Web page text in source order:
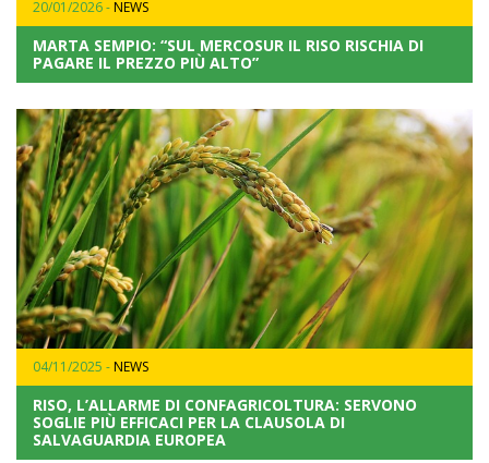
20/01/2026 -NEWS
MARTA SEMPIO: “SUL MERCOSUR IL RISO RISCHIA DI
PAGARE IL PREZZO PIÙ ALTO”
04/11/2025 -NEWS
RISO, L’ALLARME DI CONFAGRICOLTURA: SERVONO
SOGLIE PIÙ EFFICACI PER LA CLAUSOLA DI
SALVAGUARDIA EUROPEA